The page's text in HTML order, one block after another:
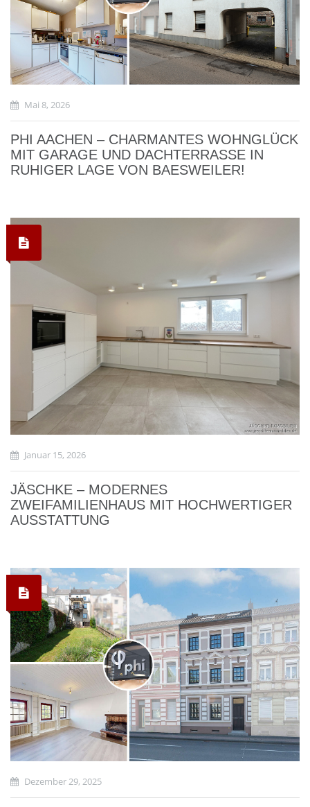
Mai 8, 2026
PHI AACHEN – CHARMANTES WOHNGLÜCK
MIT GARAGE UND DACHTERRASSE IN
RUHIGER LAGE VON BAESWEILER!
Januar 15, 2026
JÄSCHKE – MODERNES
ZWEIFAMILIENHAUS MIT HOCHWERTIGER
AUSSTATTUNG
Dezember 29, 2025